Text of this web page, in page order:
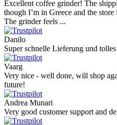
Excellent coffee grinder! The
though I’m in Greece and the
The grinder feels ...
Danilo
Super schnelle Lieferung und
Vaarg
Very nice - well done, will shop
future!
Andrea Munari
Very good customer support and